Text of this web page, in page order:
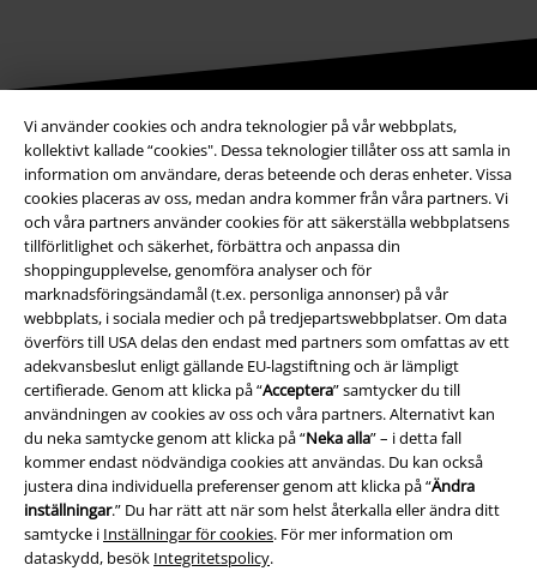
Vi använder cookies och andra teknologier på vår webbplats,
kollektivt kallade “cookies". Dessa teknologier tillåter oss att samla in
information om användare, deras beteende och deras enheter. Vissa
cookies placeras av oss, medan andra kommer från våra partners. Vi
och våra partners använder cookies för att säkerställa webbplatsens
tillförlitlighet och säkerhet, förbättra och anpassa din
shoppingupplevelse, genomföra analyser och för
marknadsföringsändamål (t.ex. personliga annonser) på vår
webbplats, i sociala medier och på tredjepartswebbplatser. Om data
överförs till USA delas den endast med partners som omfattas av ett
adekvansbeslut enligt gällande EU-lagstiftning och är lämpligt
certifierade. Genom att klicka på “Acceptera” samtycker du till
användningen av cookies av oss och våra partners. Alternativt kan
du neka samtycke genom att klicka på “Neka alla” – i detta fall
kommer endast nödvändiga cookies att användas. Du kan också
justera dina individuella preferenser genom att klicka på “Ändra
inställningar.” Du har rätt att när som helst återkalla eller ändra ditt
samtycke i Inställningar för cookies. För mer information om
dataskydd, besök Integritetspolicy.
Bli en del av gemenskapen!
Betalningsmetod
Frakt